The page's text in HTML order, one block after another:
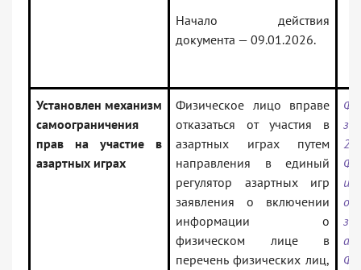
Начало действия
документа — 09.01.2026.
Установлен механизм
самоограничения
прав на участие в
азартных играх
Физическое лицо вправе
отказаться от участия в
азартных играх путем
направления в единый
регулятор азартных игр
заявления о включении
информации о
физическом лице в
перечень физических лиц,